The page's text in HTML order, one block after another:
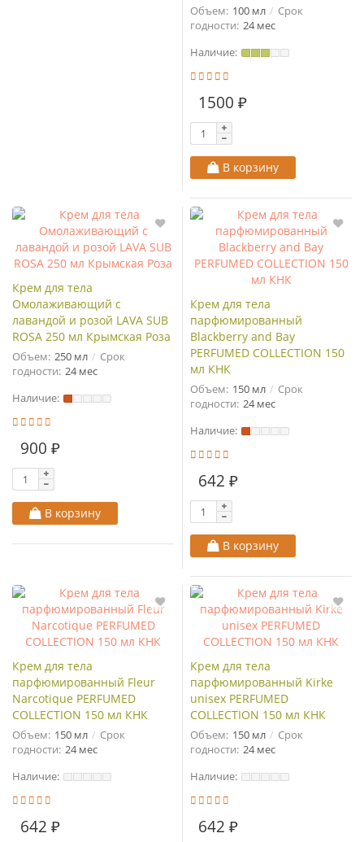
Объем: 100 мл
Срок
годности: 24 мес
Наличие:
1500 ₽
В корзину
Крем для тела
Омолаживающий с
лавандой и розой LAVA SUB
ROSA 250 мл Крымская Роза
Объем: 250 мл
Срок
годности: 24 мес
Наличие:
900 ₽
В корзину
Крем для тела
парфюмированный
Blackberry and Bay
PERFUMED COLLECTION 150
мл КНК
Объем: 150 мл
Срок
годности: 24 мес
Наличие:
642 ₽
В корзину
Крем для тела
парфюмированный Fleur
Narcotique PERFUMED
COLLECTION 150 мл КНК
Объем: 150 мл
Срок
годности: 24 мес
Наличие:
642 ₽
Крем для тела
парфюмированный Kirke
unisex PERFUMED
COLLECTION 150 мл КНК
Объем: 150 мл
Срок
годности: 24 мес
Наличие:
642 ₽